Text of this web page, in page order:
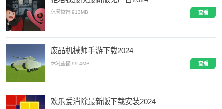
休闲益智|913MB 查看
废品机械师手游下载2024
休闲益智|99.4MB 查看
欢乐爱消除最新版下载安装2024